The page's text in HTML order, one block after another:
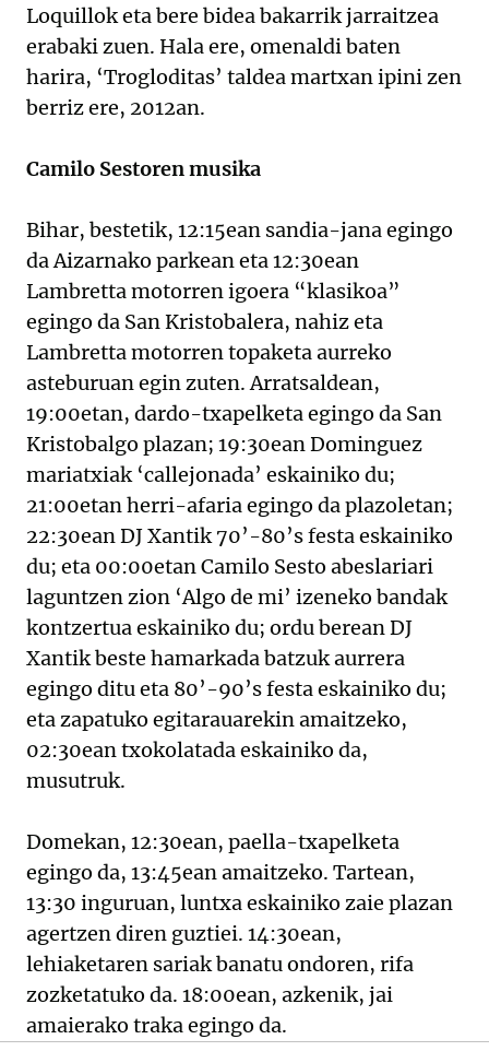
Loquillok eta bere bidea bakarrik jarraitzea
erabaki zuen. Hala ere, omenaldi baten
harira, ‘Trogloditas’ taldea martxan ipini zen
berriz ere, 2012an.
Camilo Sestoren musika
Bihar, bestetik, 12:15ean sandia-jana egingo
da Aizarnako parkean eta 12:30ean
Lambretta motorren igoera “klasikoa”
egingo da San Kristobalera, nahiz eta
Lambretta motorren topaketa aurreko
asteburuan egin zuten. Arratsaldean,
19:00etan, dardo-txapelketa egingo da San
Kristobalgo plazan; 19:30ean Dominguez
mariatxiak ‘callejonada’ eskainiko du;
21:00etan herri-afaria egingo da plazoletan;
22:30ean DJ Xantik 70’-80’s festa eskainiko
du; eta 00:00etan Camilo Sesto abeslariari
laguntzen zion ‘Algo de mi’ izeneko bandak
kontzertua eskainiko du; ordu berean DJ
Xantik beste hamarkada batzuk aurrera
egingo ditu eta 80’-90’s festa eskainiko du;
eta zapatuko egitarauarekin amaitzeko,
02:30ean txokolatada eskainiko da,
musutruk.
Domekan, 12:30ean, paella-txapelketa
egingo da, 13:45ean amaitzeko. Tartean,
13:30 inguruan, luntxa eskainiko zaie plazan
agertzen diren guztiei. 14:30ean,
lehiaketaren sariak banatu ondoren, rifa
zozketatuko da. 18:00ean, azkenik, jai
amaierako traka egingo da.